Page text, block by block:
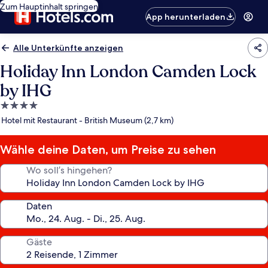
Zum Hauptinhalt springen
App herunterladen
Alle Unterkünfte anzeigen
Holiday Inn London Camden Lock
by IHG
4.0-
Sterne-
Hotel mit Restaurant - British Museum (2,7 km)
Wähle deine Daten, um Preise zu sehen
Wo soll’s hingehen?
Daten
Gäste